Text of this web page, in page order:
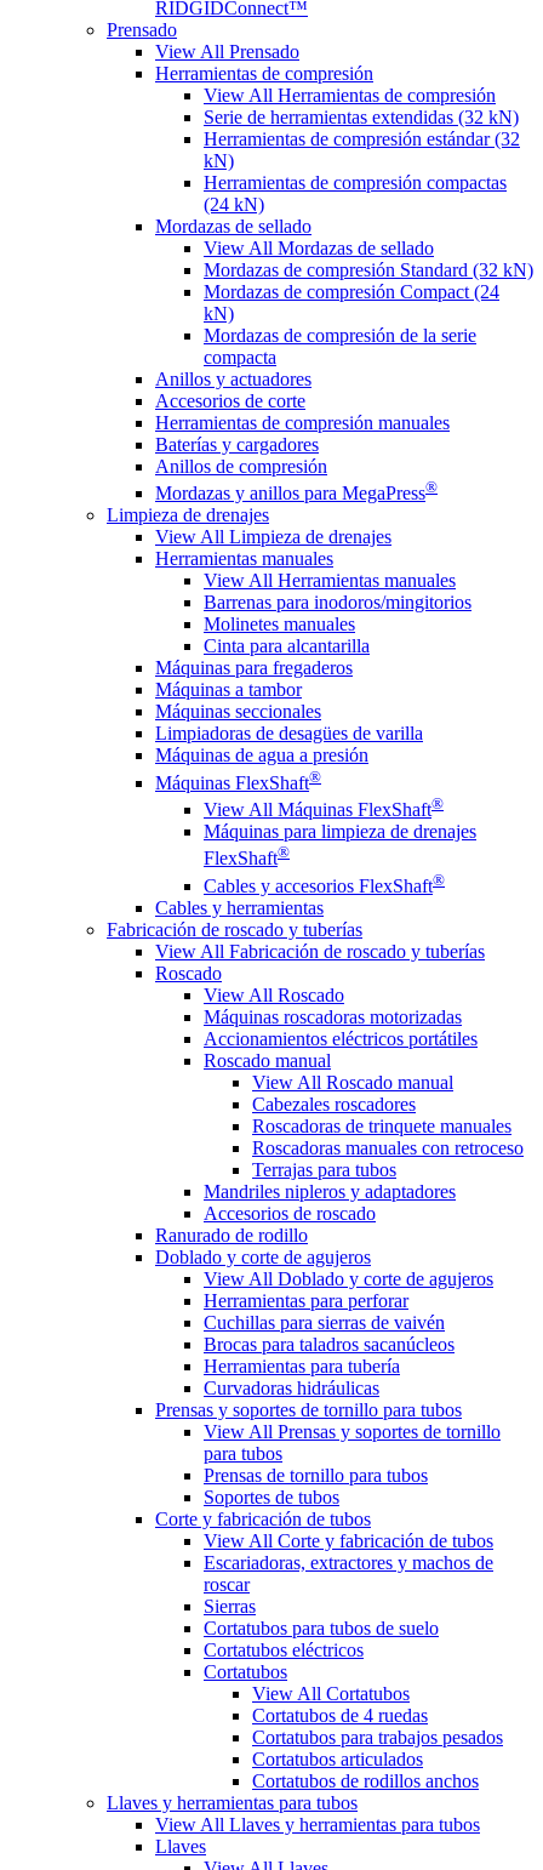
RIDGIDConnect™
Prensado
View All Prensado
Herramientas de compresión
View All Herramientas de compresión
Serie de herramientas extendidas (32 kN)
Herramientas de compresión estándar (32
kN)
Herramientas de compresión compactas
(24 kN)
Mordazas de sellado
View All Mordazas de sellado
Mordazas de compresión Standard (32 kN)
Mordazas de compresión Compact (24
kN)
Mordazas de compresión de la serie
compacta
Anillos y actuadores
Accesorios de corte
Herramientas de compresión manuales
Baterías y cargadores
Anillos de compresión
Mordazas y anillos para MegaPress®
Limpieza de drenajes
View All Limpieza de drenajes
Herramientas manuales
View All Herramientas manuales
Barrenas para inodoros/mingitorios
Molinetes manuales
Cinta para alcantarilla
Máquinas para fregaderos
Máquinas a tambor
Máquinas seccionales
Limpiadoras de desagües de varilla
Máquinas de agua a presión
Máquinas FlexShaft®
View All Máquinas FlexShaft®
Máquinas para limpieza de drenajes
FlexShaft®
Cables y accesorios FlexShaft®
Cables y herramientas
Fabricación de roscado y tuberías
View All Fabricación de roscado y tuberías
Roscado
View All Roscado
Máquinas roscadoras motorizadas
Accionamientos eléctricos portátiles
Roscado manual
View All Roscado manual
Cabezales roscadores
Roscadoras de trinquete manuales
Roscadoras manuales con retroceso
Terrajas para tubos
Mandriles nipleros y adaptadores
Accesorios de roscado
Ranurado de rodillo
Doblado y corte de agujeros
View All Doblado y corte de agujeros
Herramientas para perforar
Cuchillas para sierras de vaivén
Brocas para taladros sacanúcleos
Herramientas para tubería
Curvadoras hidráulicas
Prensas y soportes de tornillo para tubos
View All Prensas y soportes de tornillo
para tubos
Prensas de tornillo para tubos
Soportes de tubos
Corte y fabricación de tubos
View All Corte y fabricación de tubos
Escariadoras, extractores y machos de
roscar
Sierras
Cortatubos para tubos de suelo
Cortatubos eléctricos
Cortatubos
View All Cortatubos
Cortatubos de 4 ruedas
Cortatubos para trabajos pesados
Cortatubos articulados
Cortatubos de rodillos anchos
Llaves y herramientas para tubos
View All Llaves y herramientas para tubos
Llaves